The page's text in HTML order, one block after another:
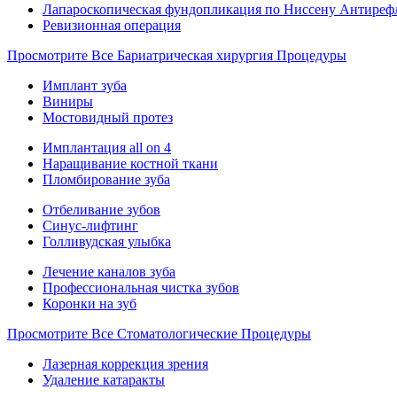
Лапароскопическая фундопликация по Ниссену
Ревизионная операция
Просмотрите Все Бариатрическая хирургия Процедуры
Имплант зуба
Виниры
Мостовидный протез
Имплантация all on 4
Наращивание костной ткани
Пломбирование зуба
Отбеливание зубов
Синус-лифтинг
Голливудская улыбка
Лечение каналов зуба
Профессиональная чистка зубов
Коронки на зуб
Просмотрите Все Стоматологические Процедуры
Лазерная коррекция зрения
Удаление катаракты